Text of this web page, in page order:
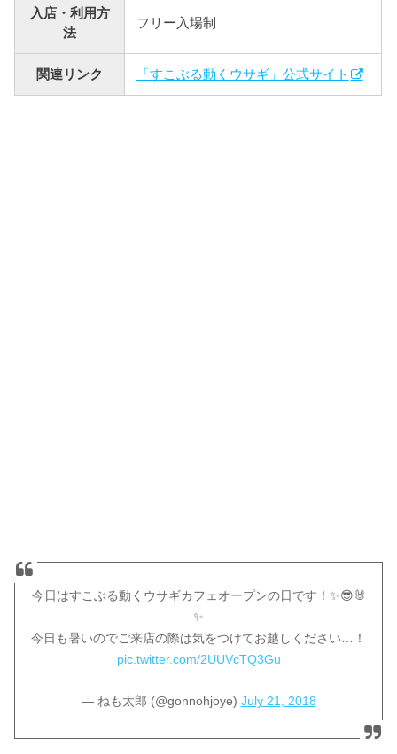
入店・利用方
法
フリー入場制
関連リンク 「すこぶる動くウサギ」公式サイト
今日はすこぶる動くウサギカフェオープンの日です！✨😎🐰
✨
今日も暑いのでご来店の際は気をつけてお越しください…！
pic.twitter.com/2UUVcTQ3Gu
— ねも太郎 (@gonnohjoye) July 21, 2018